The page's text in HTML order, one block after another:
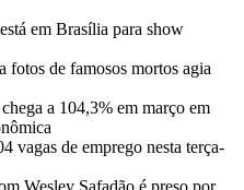
em Brasília para show
fotos de famosos mortos agia
a 104,3% em março em
vagas de emprego nesta terça-
Wesley Safadão é preso por